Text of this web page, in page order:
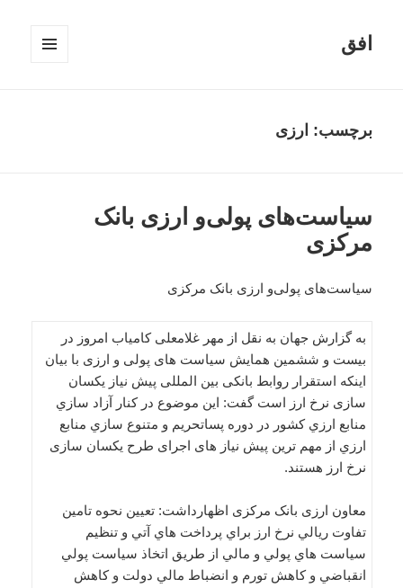
افق
برچسب: ارزی
سیاست‌های پولی‌و ارزی بانک
مرکزی
سیاست‌های پولی‌و ارزی بانک مرکزی
به گزارش جهان به نقل از مهر غلامعلی کامیاب امروز در
بیست و ششمین همایش سیاست های پولی و ارزی با بیان
اینکه استقرار روابط بانکی بین المللی پیش نیاز یکسان
سازی نرخ ارز است گفت: این موضوع در کنار آزاد سازي
منابع ارزي کشور در دوره پساتحريم و متنوع سازي منابع
ارزي از مهم ترین پیش نیاز های اجرای طرح یکسان سازی
نرخ ارز هستند.
معاون ارزی بانک مرکزی اظهارداشت: تعيين نحوه تامين
تفاوت ريالي نرخ ارز براي پرداخت هاي آتي و تنظيم
سياست هاي پولي و مالي از طریق اتخاذ سياست پولي
انقباضي و کاهش تورم و انضباط مالي دولت و کاهش